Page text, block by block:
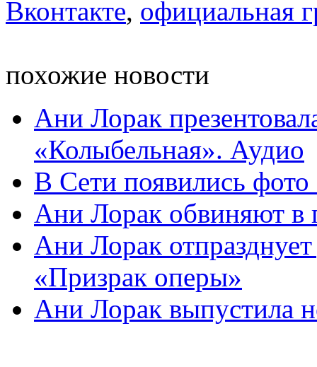
Вконтакте, официальная
похожие новости
Ани Лорак
«Колыбельная». Аудио
В Сети появились
Ани Лорак обвиняют в
Ани Лорак
«Призрак оперы»
Ани Лорак выпустила